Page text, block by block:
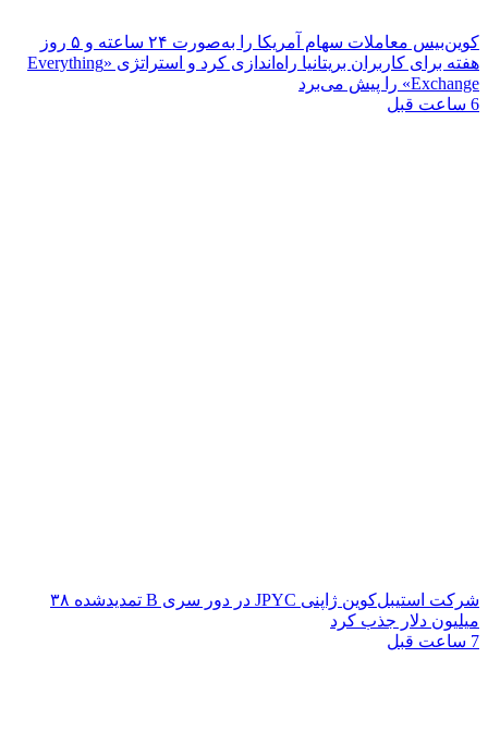
کوین‌بیس معاملات سهام آمریکا را به‌صورت ۲۴ ساعته و ۵ روز
هفته برای کاربران بریتانیا راه‌اندازی کرد و استراتژی «Everything
Exchange» را پیش می‌برد
6 ساعت قبل
شرکت استیبل‌کوین ژاپنی JPYC در دور سری B تمدیدشده ۳۸
میلیون دلار جذب کرد
7 ساعت قبل